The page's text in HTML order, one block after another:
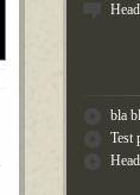
bla
Test